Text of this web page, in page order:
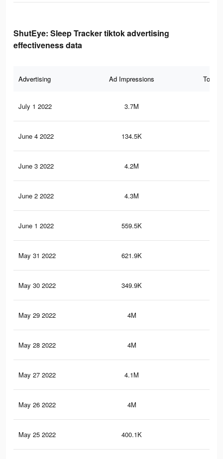
ShutEye: Sleep Tracker tiktok advertising
effectiveness data
Advertising Ad Impressions Total
July 1 2022 3.7M
June 4 2022 134.5K
June 3 2022 4.2M
June 2 2022 4.3M
June 1 2022 559.5K
May 31 2022 621.9K
May 30 2022 349.9K
May 29 2022 4M
May 28 2022 4M
May 27 2022 4.1M
May 26 2022 4M
May 25 2022 400.1K